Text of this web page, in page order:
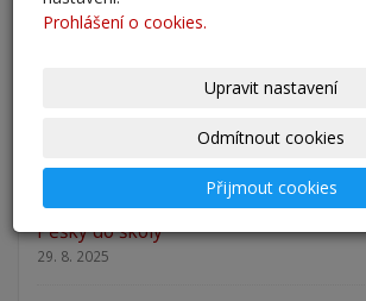
Nový školní rok - informace
31. 8. 2025
Pěšky do školy
29. 8. 2025
Prohlášení o cookies.
Upravit nastavení
Odmítnout cookies
Přijmout cookies